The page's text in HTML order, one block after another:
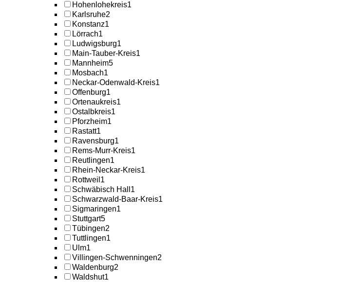
Hohenlohekreis1
Karlsruhe2
Konstanz1
Lörrach1
Ludwigsburg1
Main-Tauber-Kreis1
Mannheim5
Mosbach1
Neckar-Odenwald-Kreis1
Offenburg1
Ortenaukreis1
Ostalbkreis1
Pforzheim1
Rastatt1
Ravensburg1
Rems-Murr-Kreis1
Reutlingen1
Rhein-Neckar-Kreis1
Rottweil 1
Schwäbisch Hall 1
Schwarzwald-Baar-Kreis1
Sigmaringen1
Stuttgart5
Tübingen2
Tuttlingen1
Ulm1
Villingen-Schwenningen2
Waldenburg2
Waldshut1